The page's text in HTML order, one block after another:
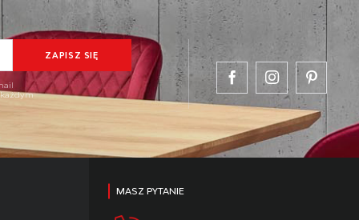
każdym
MASZ PYTANIE